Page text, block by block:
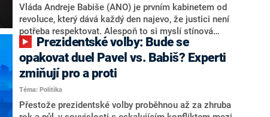
o případné kandidatuře kohokoliv ze zmíněné trojice
značně pochybuje. Podle něj současná koalice dosud
nemá osobu, která by Pavlovi mohla konkurovat.
Vláda Andreje Babiše (ANO) je prvním kabinetem od
revoluce, který dává každý den najevo, že justici není
potřeba respektovat. Alespoň to si myslí stínová
ministryně spravedlnosti ODS Eva Decroix. V
rozhovoru pro CNN Prima NEWS si nebrala servítky
ohledně politického výkonu svého nástupce Jeronýma
Tejce (za ANO) či vládní zmocněnkyně pro lidská
práva Taťány Malé (ANO). Označením „svoloč“ na
adresu vlády prý byla ještě hodná. Decroix se také
opakovat duel Pavel vs. Babiš? Experti
zmiňují pro a proti
Téma: Politika
Přestože prezidentské volby proběhnou až za zhruba